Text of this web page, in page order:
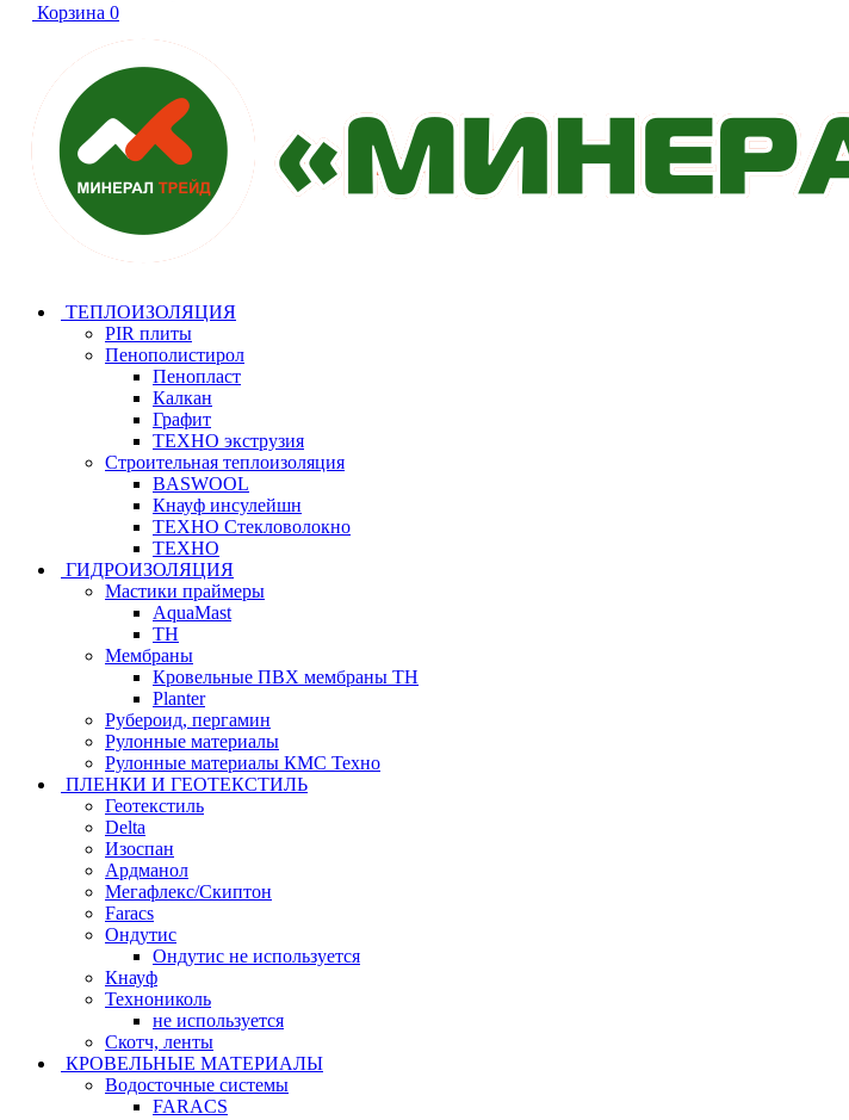
Корзина 0
ТЕПЛОИЗОЛЯЦИЯ
PIR плиты
Пенополистирол
Пенопласт
Калкан
Графит
ТЕХНО экструзия
Строительная теплоизоляция
BASWOOL
Кнауф инсулейшн
ТЕХНО Стекловолокно
ТЕХНО
ГИДРОИЗОЛЯЦИЯ
Мастики праймеры
AquaMast
ТН
Мембраны
Кровельные ПВХ мембраны ТН
Planter
Рубероид, пергамин
Рулонные материалы
Рулонные материалы КМС Техно
ПЛЕНКИ И ГЕОТЕКСТИЛЬ
Геотекстиль
Delta
Изоспан
Ардманол
Мегафлекс/Скиптон
Faracs
Ондутис
Ондутис не используется
Кнауф
Технониколь
не используется
Скотч, ленты
КРОВЕЛЬНЫЕ МАТЕРИАЛЫ
Водосточные системы
FARACS